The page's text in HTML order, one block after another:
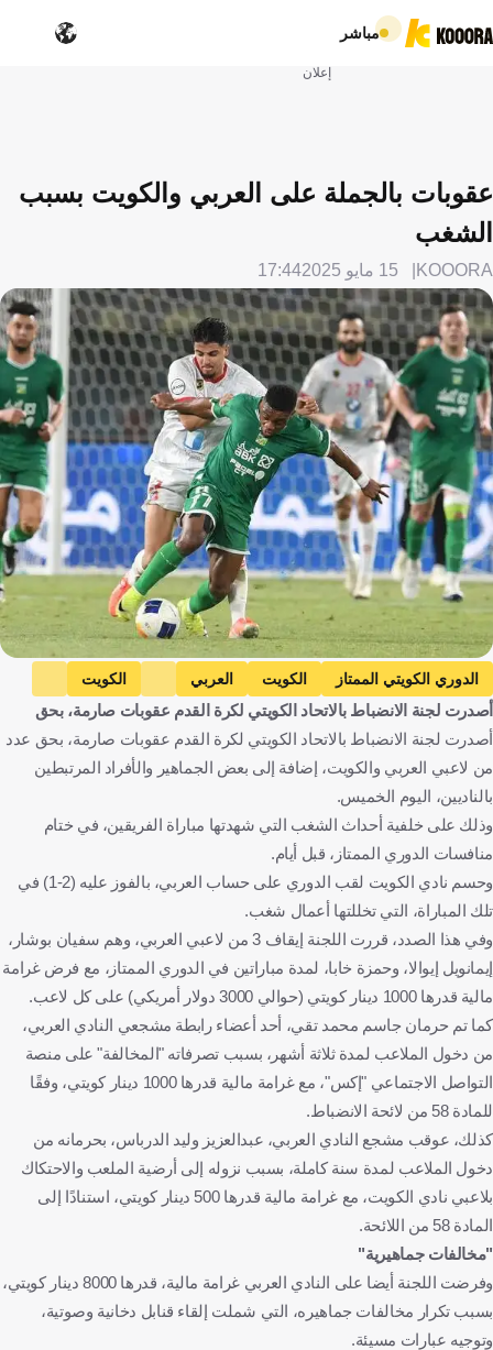
مباشر
إعلان
عقوبات بالجملة على العربي والكويت بسبب
الشغب
KOOORA 15 مايو 2025 17:44
الدوري الكويتي الممتاز الكويت العربي
الكويت
سامي الصانع
حمزة خابا المغرب الجزائر
مصر
محمد دحام
أنايو إيوالا نيجيريا كرة قدم
أصدرت لجنة الانضباط بالاتحاد الكويتي لكرة القدم عقوبات صارمة، بحق
أصدرت لجنة الانضباط بالاتحاد الكويتي لكرة القدم عقوبات صارمة، بحق عدد
من لاعبي العربي والكويت، إضافة إلى بعض الجماهير والأفراد المرتبطين
بالناديين، اليوم الخميس.
وذلك على خلفية أحداث الشغب التي شهدتها مباراة الفريقين، في ختام
منافسات الدوري الممتاز، قبل أيام.
وحسم نادي الكويت لقب الدوري على حساب العربي، بالفوز عليه (2-1) في
تلك المباراة، التي تخللتها أعمال شغب.
وفي هذا الصدد، قررت اللجنة إيقاف 3 من لاعبي العربي، وهم سفيان بوشار،
إيمانويل إيوالا، وحمزة خابا، لمدة مباراتين في الدوري الممتاز، مع فرض غرامة
مالية قدرها 1000 دينار كويتي (حوالي 3000 دولار أمريكي) على كل لاعب.
كما تم حرمان جاسم محمد تقي، أحد أعضاء رابطة مشجعي النادي العربي،
من دخول الملاعب لمدة ثلاثة أشهر، بسبب تصرفاته "المخالفة" على منصة
التواصل الاجتماعي "إكس"، مع غرامة مالية قدرها 1000 دينار كويتي، وفقًا
للمادة 58 من لائحة الانضباط.
كذلك، عوقب مشجع النادي العربي، عبدالعزيز وليد الدرباس، بحرمانه من
دخول الملاعب لمدة سنة كاملة، بسبب نزوله إلى أرضية الملعب والاحتكاك
بلاعبي نادي الكويت، مع غرامة مالية قدرها 500 دينار كويتي، استنادًا إلى
المادة 58 من اللائحة.
"مخالفات جماهيرية"
وفرضت اللجنة أيضا على النادي العربي غرامة مالية، قدرها 8000 دينار كويتي،
بسبب تكرار مخالفات جماهيره، التي شملت إلقاء قنابل دخانية وصوتية،
وتوجيه عبارات مسيئة.